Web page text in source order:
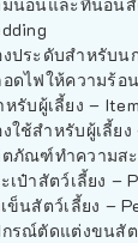
ประดับสำหรับน
ดไฟให้ความร้อ
รับผู้เลี้ยง –
ใช้สำหรับผู้เลี้ย
ภัณฑ์ทำความส
เป๋าสัตว์เลี้ยง –
ข็นสัตว์เลี้ยง –
รณ์ตัดแต่งขนสัต